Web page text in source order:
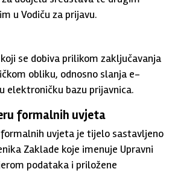
u Vodiču za prijavu.
se dobiva prilikom zaključavanja
obliku, odnosno slanja e-
elektroničku bazu prijavnica.
formalnih uvjeta
uvjeta je tijelo sastavljeno
Zaklade koje imenuje Upravni
podataka i priložene